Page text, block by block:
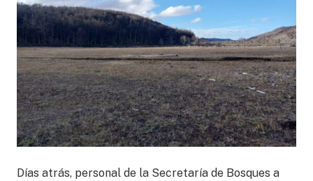
Días atrás, personal de la Secretaría de Bosques a